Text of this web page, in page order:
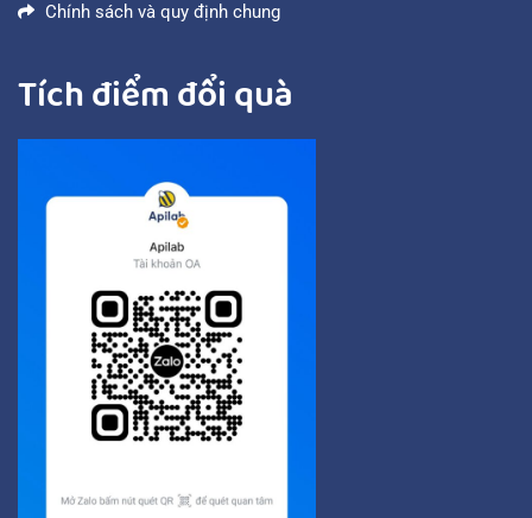
Chính sách và quy định chung
Tích điểm đổi quà